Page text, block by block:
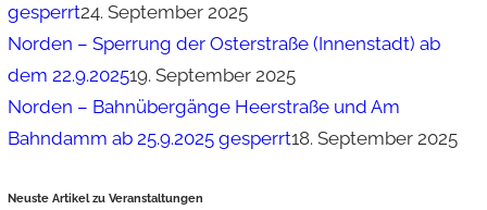
gesperrt24. September 2025
Norden – Sperrung der Osterstraße (Innenstadt) ab
dem 22.9.202519. September 2025
Norden – Bahnübergänge Heerstraße und Am
Bahndamm ab 25.9.2025 gesperrt18. September 2025
Neuste Artikel zu Veranstaltungen